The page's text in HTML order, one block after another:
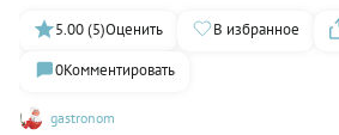
gastronom
5.00 (5)Оценить В избранное
0Комментировать